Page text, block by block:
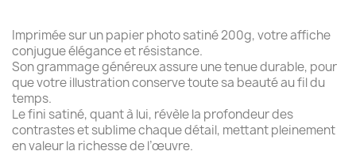
Imprimée sur un papier photo satiné 200g, votre affiche
conjugue élégance et résistance.
Son grammage généreux assure une tenue durable, pour
que votre illustration conserve toute sa beauté au fil du
temps.
Le fini satiné, quant à lui, révèle la profondeur des
contrastes et sublime chaque détail, mettant pleinement
en valeur la richesse de l’œuvre.